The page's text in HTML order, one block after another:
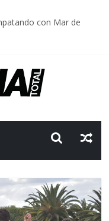
con Mar de
a Israel; el Frente
al paso del tiempo
homicidios son lo